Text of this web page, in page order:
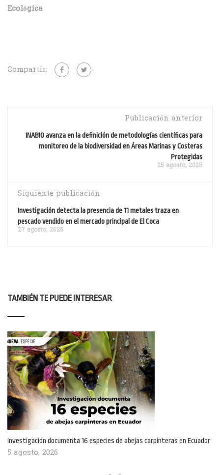
Ecológica
Compartir:
Publicación anterior
INABIO avanza en la definición de metodologías científicas para
monitoreo de la biodiversidad en Áreas Marinas y Costeras
Protegidas
25 agosto, 2025
Siguiente publicación
Investigación detecta la presencia de 11 metales traza en
pescado vendido en el mercado principal de El Coca
27 agosto, 2025
TAMBIÉN TE PUEDE INTERESAR
Investigación documenta 16 especies de abejas carpinteras en Ecuador
5 agosto, 2026